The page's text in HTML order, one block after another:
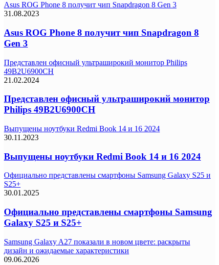
Asus ROG Phone 8 получит чип Snapdragon 8 Gen 3
31.08.2023
Asus ROG Phone 8 получит чип Snapdragon 8
Gen 3
Представлен офисный ультраширокий монитор Philips
49B2U6900CH
21.02.2024
Представлен офисный ультраширокий монитор
Philips 49B2U6900CH
Выпущены ноутбуки Redmi Book 14 и 16 2024
30.11.2023
Выпущены ноутбуки Redmi Book 14 и 16 2024
Официально представлены смартфоны Samsung Galaxy S25 и
S25+
30.01.2025
Официально представлены смартфоны Samsung
Galaxy S25 и S25+
Samsung Galaxy A27 показали в новом цвете: раскрыты
дизайн и ожидаемые характеристики
09.06.2026